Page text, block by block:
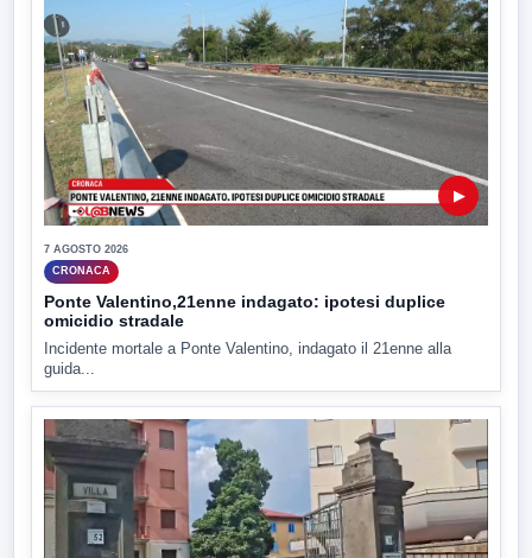
▶
7 AGOSTO 2026
CRONACA
Ponte Valentino,21enne indagato: ipotesi duplice
omicidio stradale
Incidente mortale a Ponte Valentino, indagato il 21enne alla
guida...